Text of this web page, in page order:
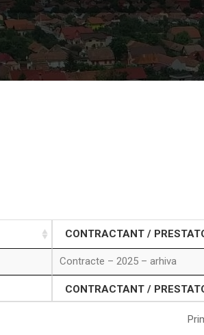
CONTRACTANT /
Contracte – 2025 – arhiva
CONTRACTANT /